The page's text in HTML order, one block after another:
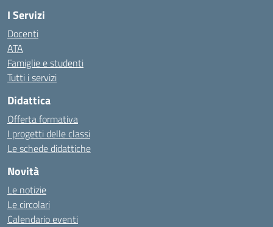
I Servizi
Docenti
ATA
Famiglie e studenti
Tutti i servizi
Didattica
Offerta formativa
I progetti delle classi
Le schede didattiche
Novità
Le notizie
Le circolari
Calendario eventi